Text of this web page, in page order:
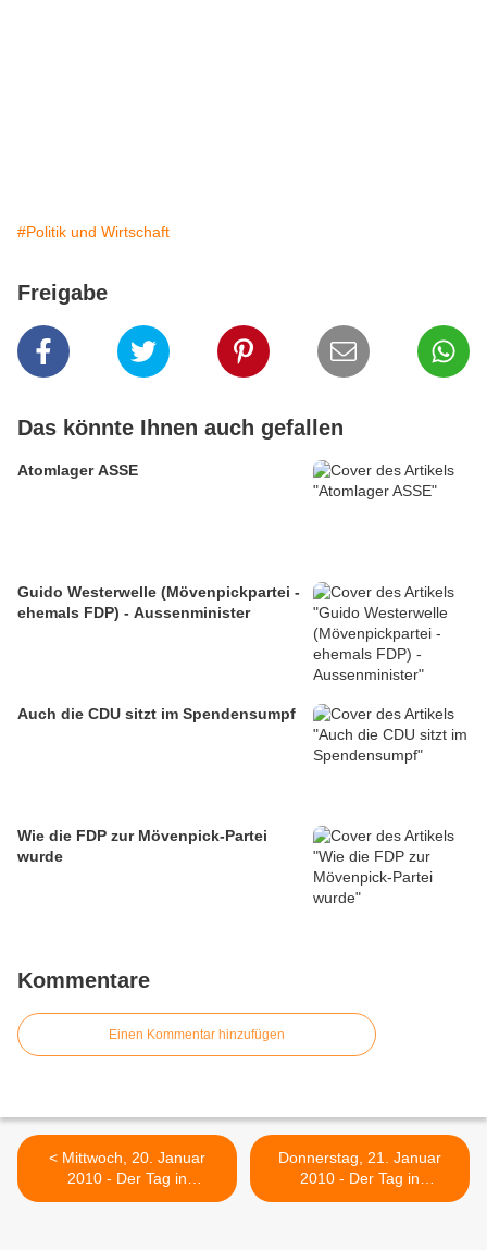
#Politik und Wirtschaft
Freigabe
Das könnte Ihnen auch gefallen
Atomlager ASSE
Guido Westerwelle (Mövenpickpartei -
ehemals FDP) - Aussenminister
Auch die CDU sitzt im Spendensumpf
Wie die FDP zur Mövenpick-Partei
wurde
Kommentare
Einen Kommentar hinzufügen
< Mittwoch, 20. Januar
2010 - Der Tag in
Stichworten
Donnerstag, 21. Januar
2010 - Der Tag in
Stichworten >